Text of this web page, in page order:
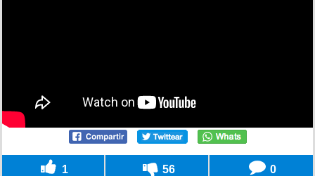
1 56 0